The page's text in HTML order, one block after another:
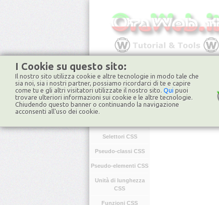
HOME FORUM
CSS
Selettori CSS
Pseudo-classi CSS
Pseudo-elementi CSS
Unità di lunghezza
CSS
Funzioni CSS
I Cookie su questo sito:
Il nostro sito utilizza cookie e altre tecnologie in modo tale che
sia noi, sia i nostri partner, possiamo ricordarci di te e capire
come tu e gli altri visitatori utilizzate il nostro sito. Qui puoi
trovare ulteriori informazioni sui cookie e le altre tecnologie.
Chiudendo questo banner o continuando la navigazione
acconsenti all'uso dei cookie.